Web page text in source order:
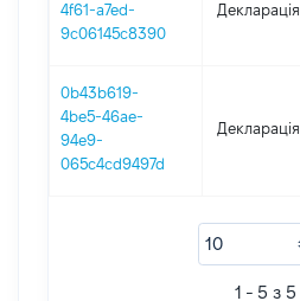
4f61-a7ed-
9c06145c8390
Декларація
0b43b619-
4be5-46ae-
94e9-
065c4cd9497d
Декларація
1 - 5 з 5